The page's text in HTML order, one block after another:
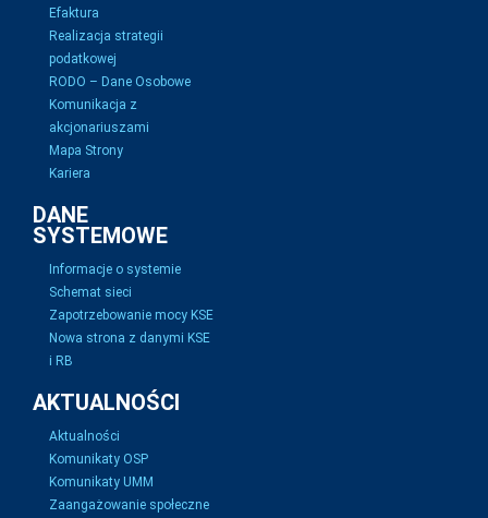
Efaktura
Realizacja strategii
podatkowej
RODO – Dane Osobowe
Komunikacja z
akcjonariuszami
Mapa Strony
Kariera
DANE
SYSTEMOWE
Informacje o systemie
Schemat sieci
Zapotrzebowanie mocy KSE
Nowa strona z danymi KSE
i RB
AKTUALNOŚCI
Aktualności
Komunikaty OSP
Komunikaty UMM
Zaangażowanie społeczne